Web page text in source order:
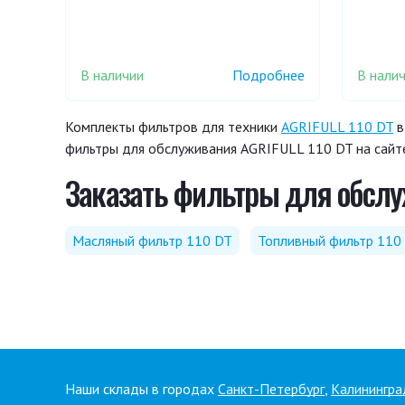
В наличии Подробнее В
Комплекты фильтров для техники AGRIFULL 110 DT
фильтры для обслуживания AGRIFULL 110 DT на
Заказать фильтры для
Масляный фильтр 110 DT Топливный фильтр 110
Наши склады в городах Санкт-Петербург,